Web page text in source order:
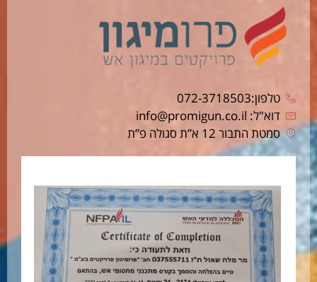
טלפון:072-3718503
דוא"ל: info@promigun.co.il
סמטת התבור 12 א”ת סגולה פ”ת